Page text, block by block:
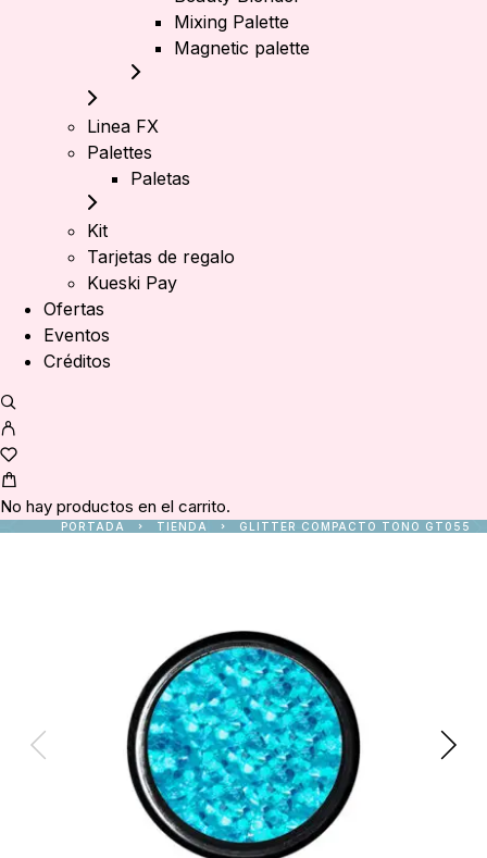
Mixing Palette
Magnetic palette
Linea FX
Palettes
Paletas
Kit
Tarjetas de regalo
Kueski Pay
Ofertas
Eventos
Créditos
No hay productos en el carrito.
PORTADA TIENDA GLITTER COMPACTO TONO GT055